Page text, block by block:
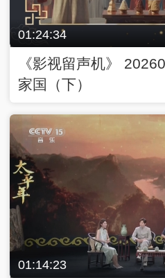
01:24:34
《影视留声机》
家国（下）
01:14:23